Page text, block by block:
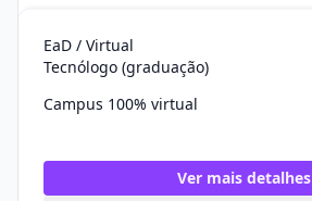
EaD / Virtual
Tecnólogo (graduação)
Campus 100% virtual
Ver mais detalhes